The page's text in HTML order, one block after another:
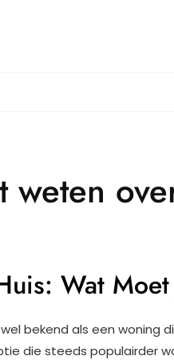
weten
Wat Moet
bekend als een woning
die steeds populairder